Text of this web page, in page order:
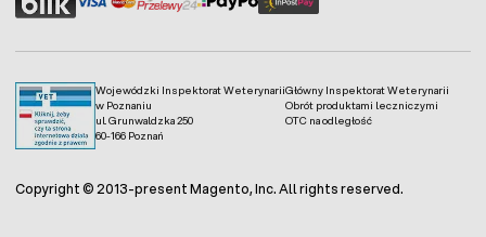
Wojewódzki Inspektorat Weterynarii
w Poznaniu
ul. Grunwaldzka 250
60-166 Poznań
Główny Inspektorat Weterynarii
Obrót produktami leczniczymi
OTC na odległość
Copyright © 2013-present Magento, Inc. All rights reserved.